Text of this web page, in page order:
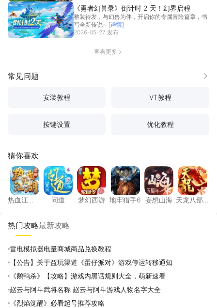
《勇者幻兽录》倒计时 2 天！幻界启程
整装待发，与幻兽为伴，开启你的专属冒险篇章，书
写全新传说~ [详情]
2026-05-27 发布
查看更多
常见问题 更多
安装教程 VT教程
按键设置 优化教程
猜你喜欢
热血江湖：觉醒
热血江
问道
问道
梦幻西游
梦幻西游
地牢猎手6
地牢猎手6
妄想山海
妄想山海
天龙
天龙八部
热门攻略最新攻略
雷电模拟器电量商城商品兑换教程
【公告】关于益玩渠道《蛋仔派对》游戏停运转移通知
《鹅鸭杀》【攻略】游戏内黑话规则大全，萌新速看
赵云与阿斗武将名称 赵云与阿斗游戏人物名字大全
《烈焰觉醒》必看起号推荐攻略